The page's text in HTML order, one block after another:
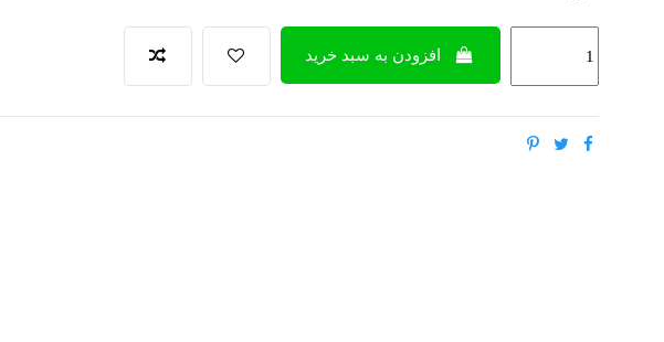
افزودن به سبد خرید